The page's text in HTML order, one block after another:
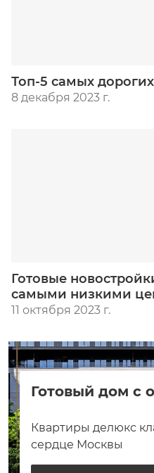
Топ-5 самых
8 декабря 2023 г.
Готовые
самыми низкими
11 октября 2023 г.
Готовый дом с
Квартиры делюкс
сердце Москвы